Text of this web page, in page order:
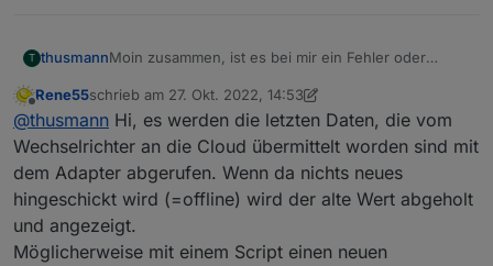
T thusmannMoin zusammen, ist es bei mir ein Fehler oder
den Offline-State des WR auf dem letzten Wert?
Momentan habe ich dort 6W stehen, der WR ist
allerdings offline (ist ja nun auch dunkel, Nacht eben
GenerationPower im TopLevel ist allerdings 0W.
Ich wollte es per Influx loggen, hab nun aber ja
dauerhaft 6W dort stehen, wie handhabt ihr das?
Offline
Rene55schrieb am 27. Okt. 2022, 14:53
zuletzt editiert von Rene55
@thusmann Hi, es werden die letzten Daten, die vom
Wechselrichter an die Cloud übermittelt worden sind mit
dem Adapter abgerufen. Wenn da nichts neues
hingeschickt wird (=offline) wird der alte Wert abgeholt
und angezeigt.
Möglicherweise mit einem Script einen neuen